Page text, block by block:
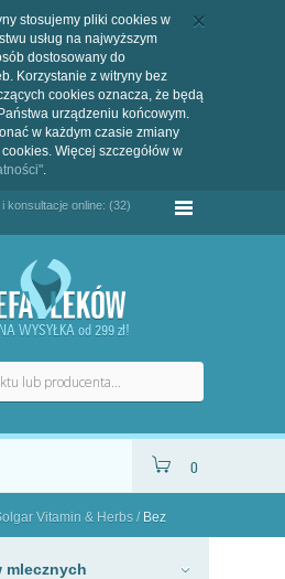
stosujemy pliki cookies w
usług na najwyższym
dostosowany do
Korzystanie z witryny bez
cookies oznacza, że będą
urządzeniu końcowym.
w każdym czasie zmiany
Więcej szczegółów w
.
konsultacje online: (32)
WYSYŁKA od 299 zł!
0
Vitamin & Herbs / Bez
mlecznych